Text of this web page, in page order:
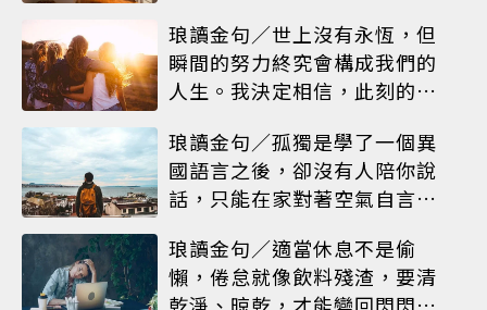
琅讀金句／世上沒有永恆，但
瞬間的努力終究會構成我們的
人生。我決定相信，此刻的閃
琅讀金句／孤獨是學了一個異
國語言之後，卻沒有人陪你說
話，只能在家對著空氣自言自
琅讀金句／適當休息不是偷
懶，倦怠就像飲料殘渣，要清